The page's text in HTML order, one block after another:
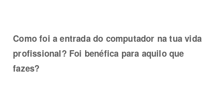
Como foi a entrada do computador na tua vida
profissional? Foi benéfica para aquilo que
fazes?